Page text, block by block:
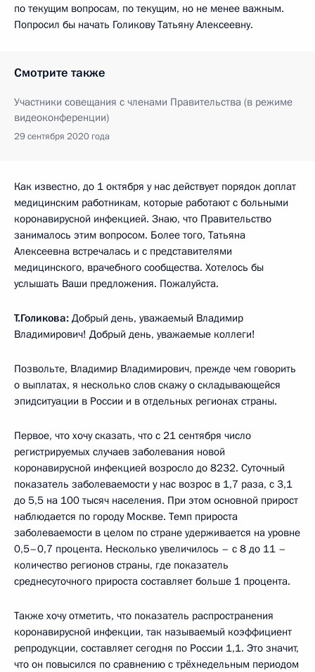
по текущим вопросам, по текущим, но не менее важным.
Попросил бы начать Голикову Татьяну Алексеевну.
Смотрите также
Участники совещания с членами Правительства (в режиме
видеоконференции)
29 сентября 2020 года
Как известно, до 1 октября у нас действует порядок доплат
медицинским работникам, которые работают с больными
коронавирусной инфекцией. Знаю, что Правительство
занималось этим вопросом. Более того, Татьяна
Алексеевна встречалась и с представителями
медицинского, врачебного сообщества. Хотелось бы
услышать Ваши предложения. Пожалуйста.
Т.Голикова: Добрый день, уважаемый Владимир
Владимирович! Добрый день, уважаемые коллеги!
Позвольте, Владимир Владимирович, прежде чем говорить
о выплатах, я несколько слов скажу о складывающейся
эпидситуации в России и в отдельных регионах страны.
Первое, что хочу сказать, что с 21 сентября число
регистрируемых случаев заболевания новой
коронавирусной инфекцией возросло до 8232. Суточный
показатель заболеваемости у нас возрос в 1,7 раза, с 3,1
до 5,5 на 100 тысяч населения. При этом основной прирост
наблюдается по городу Москве. Темп прироста
заболеваемости в целом по стране удерживается на уровне
0,5–0,7 процента. Несколько увеличилось – с 8 до 11 –
количество регионов страны, где показатель
среднесуточного прироста составляет больше 1 процента.
Также хочу отметить, что показатель распространения
коронавирусной инфекции, так называемый коэффициент
репродукции, составляет сегодня по России 1,1. Это значит,
что он повысился по сравнению с трёхнедельным периодом